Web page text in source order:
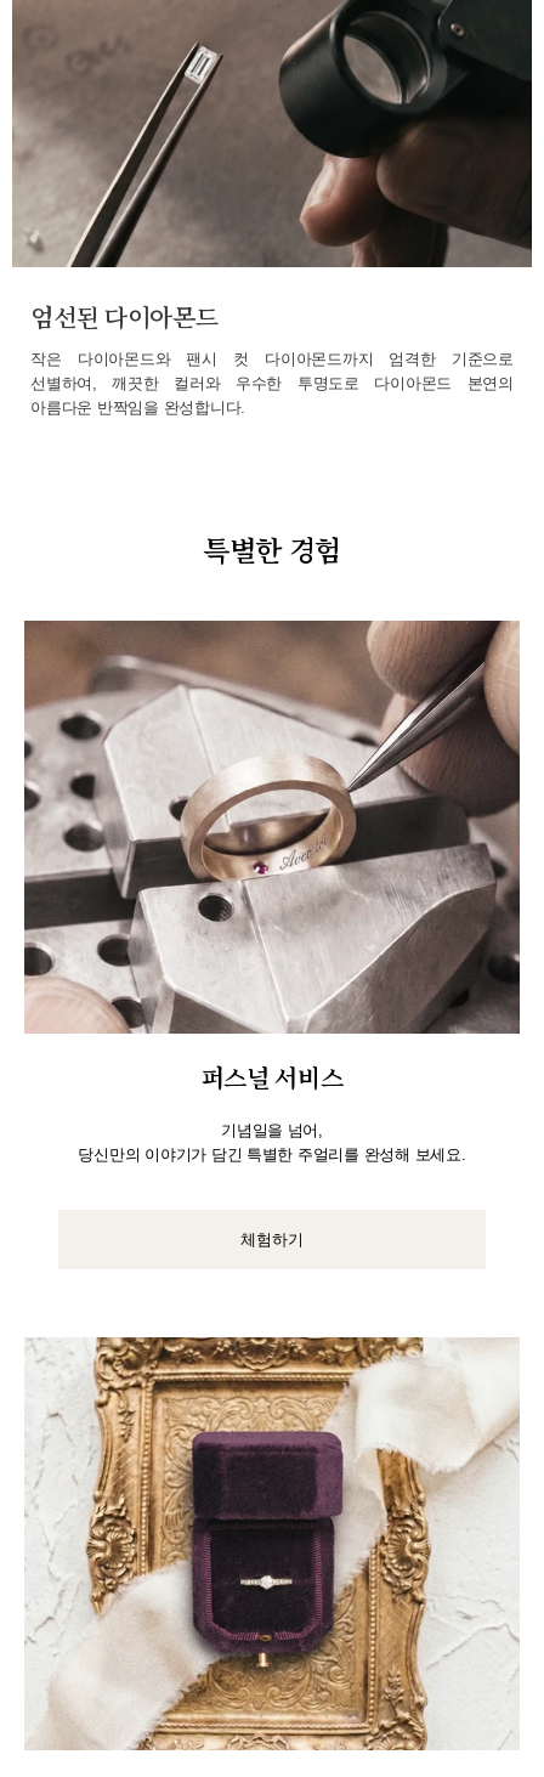
엄선된 다이아몬드
작은 다이아몬드와 팬시 컷 다이아몬드까지 엄격한 기준으로
선별하여, 깨끗한 컬러와 우수한 투명도로 다이아몬드 본연의
아름다운 반짝임을 완성합니다.
특별한 경험
퍼스널 서비스
기념일을 넘어,
당신만의 이야기가 담긴 특별한 주얼리를 완성해 보세요.
체험하기